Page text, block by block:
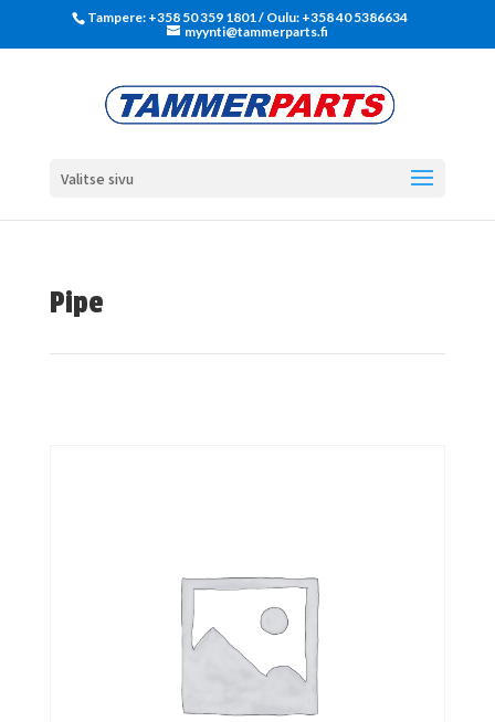
Tampere: +358 50 359 1801‬ / Oulu: +358 40 5386634
myynti@tammerparts.fi
Valitse sivu
Pipe